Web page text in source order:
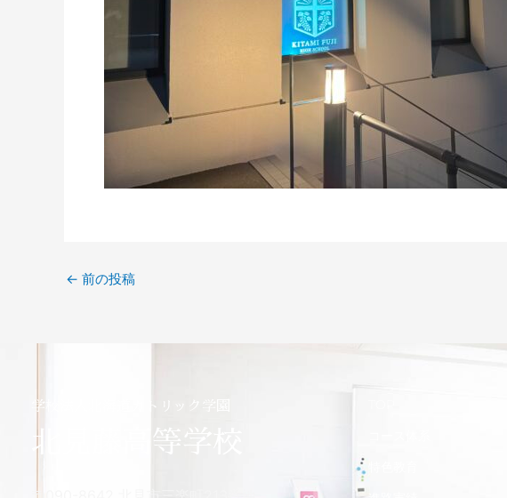
← 前の投稿
学校法人北海道カトリック学園
北見藤高等学校